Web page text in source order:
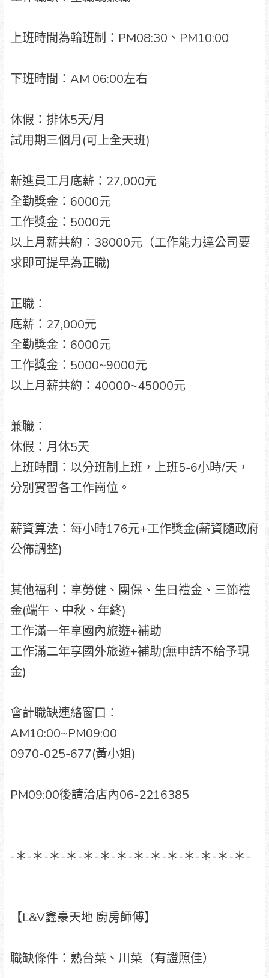
上班時間為輪班制：PM08:30、PM10:00
下班時間：AM 06:00左右
休假：排休5天/月
試用期三個月(可上全天班)
新進員工月底薪：27,000元
全勤獎金：6000元
工作獎金：5000元
以上月薪共約：38000元（工作能力達公司要
求即可提早為正職)
正職：
底薪：27,000元
全勤獎金：6000元
工作獎金：5000~9000元
以上月薪共約：40000~45000元
兼職：
休假：月休5天
上班時間：以分班制上班，上班5-6小時/天，
分別實習各工作崗位。
薪資算法：每小時176元+工作獎金(薪資隨政府
公佈調整)
其他福利：享勞健、團保、生日禮金、三節禮
金(端午、中秋、年終)
工作滿一年享國內旅遊+補助
工作滿二年享國外旅遊+補助(無申請不給予現
金)
會計職缺連絡窗口：
AM10:00~PM09:00
0970-025-677(黃小姐)
PM09:00後請洽店內06-2216385
-＊-＊-＊-＊-＊-＊-＊-＊-＊-＊-＊-＊-＊-＊-
【L&V鑫豪天地 廚房師傅】
職缺條件：熟台菜、川菜（有證照佳）